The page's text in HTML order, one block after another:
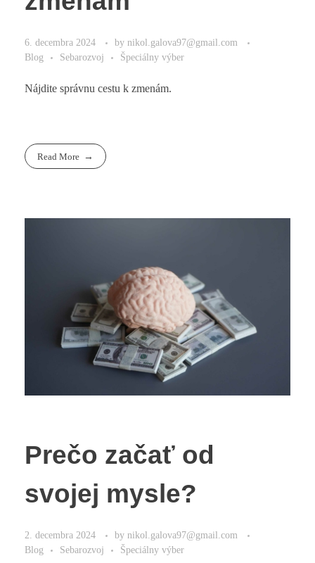
6. decembra 2024 by nikol.galova97@gmail.com
Blog
Sebarozvoj Špeciálny výber
Nájdite správnu cestu k zmenám.
Read More
Prečo začať od
svojej mysle?
2. decembra 2024 by nikol.galova97@gmail.com
Blog
Sebarozvoj Špeciálny výber